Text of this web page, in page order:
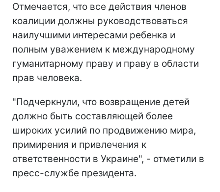
Отмечается, что все действия членов
коалиции должны руководствоваться
наилучшими интересами ребенка и
полным уважением к международному
гуманитарному праву и праву в области
прав человека.
"Подчеркнули, что возвращение детей
должно быть составляющей более
широких усилий по продвижению мира,
примирения и привлечения к
ответственности в Украине", - отметили в
пресс-службе президента.